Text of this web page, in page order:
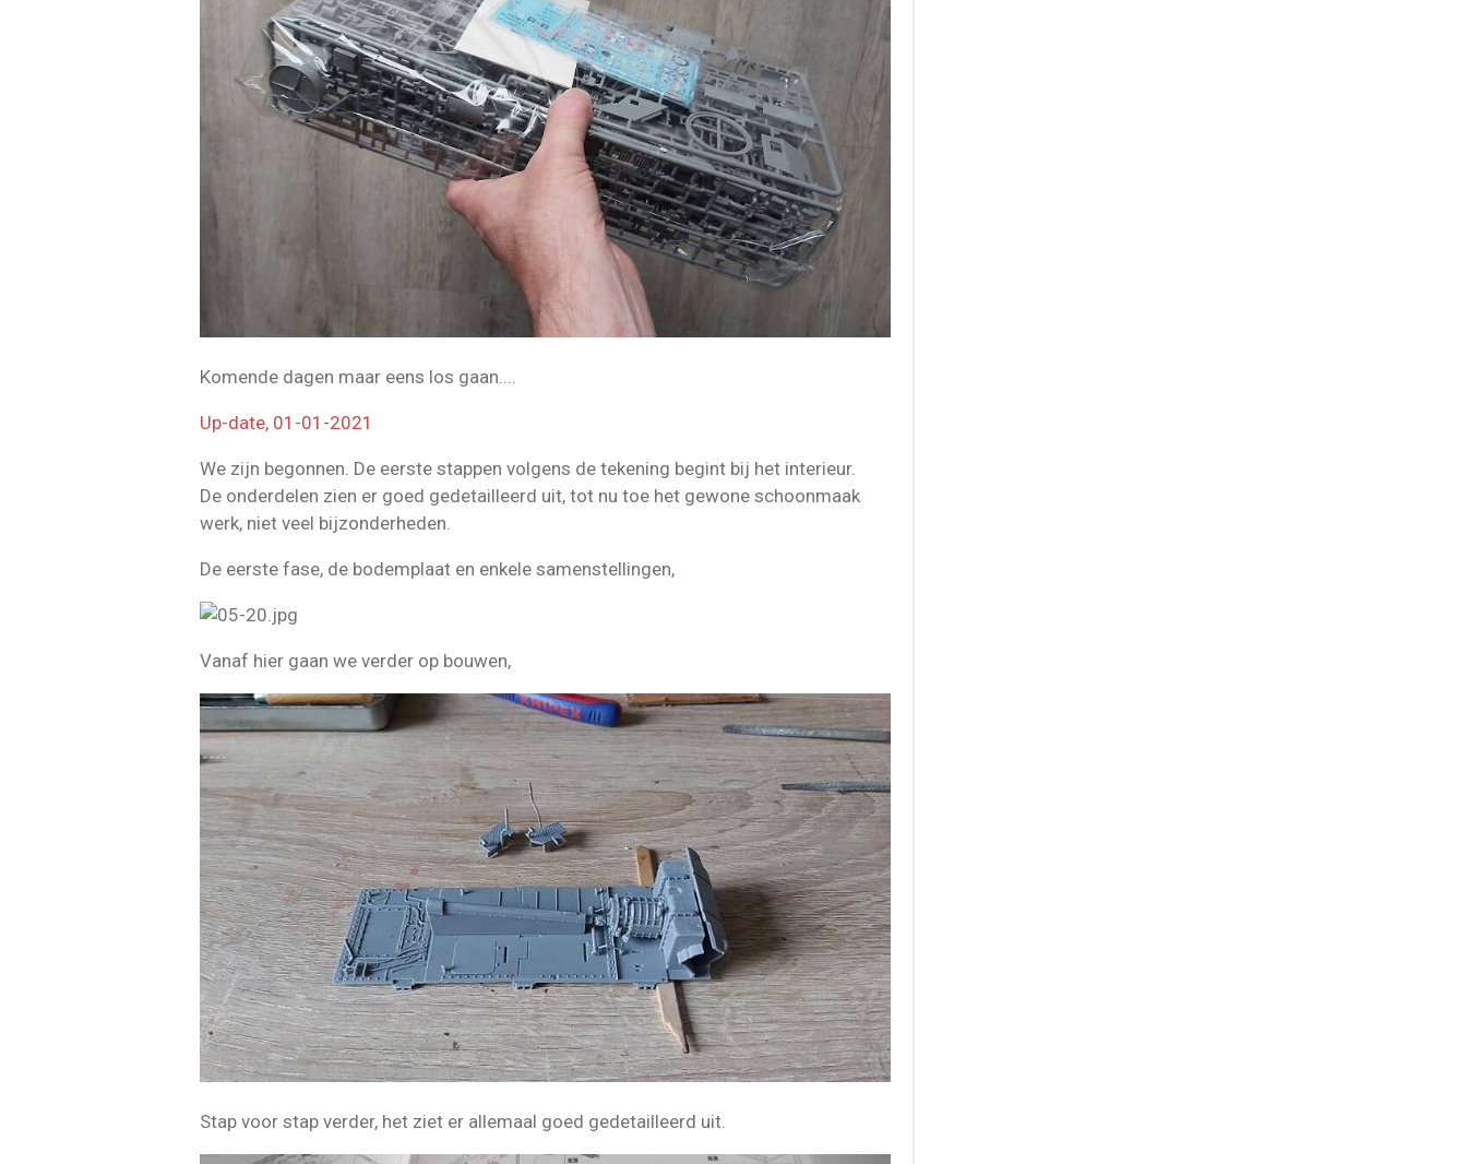
Komende dagen maar eens los gaan....
Up-date, 01-01-2021
We zijn begonnen. De eerste stappen volgens de tekening begint bij het interieur.
De onderdelen zien er goed gedetailleerd uit, tot nu toe het gewone schoonmaak
werk, niet veel bijzonderheden.
De eerste fase, de bodemplaat en enkele samenstellingen,
Vanaf hier gaan we verder op bouwen,
Stap voor stap verder, het ziet er allemaal goed gedetailleerd uit.